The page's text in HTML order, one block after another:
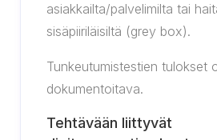
asiakkailta/palvelimilta tai
sisäpiiriläisiltä (grey box).
Tunkeutumistestien tulokset
dokumentoitava.
Tehtävään liittyvät